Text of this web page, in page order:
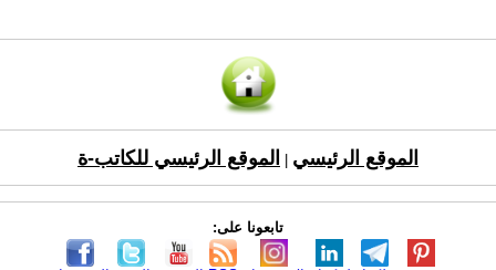
الموقع الرئيسي الموقع الرئيسي للكاتب-ة
تابعونا على: